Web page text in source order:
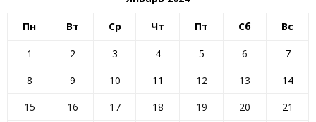
Пн Вт Ср Чт Пт Сб Вс
1 2 3 4 5 6
7
8
9 10 11 12 13
14
15
16 17 18 19 20
21